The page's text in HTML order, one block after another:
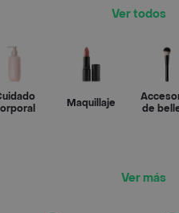
Ver todos
Maquillaje
de
Ver más